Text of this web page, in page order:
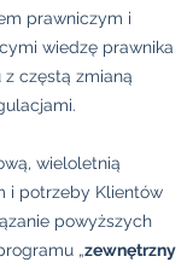
prawniczym i
wiedzę prawnika
z częstą zmianą
wieloletnią
i potrzeby Klientów
powyższych
„zewnętrzny